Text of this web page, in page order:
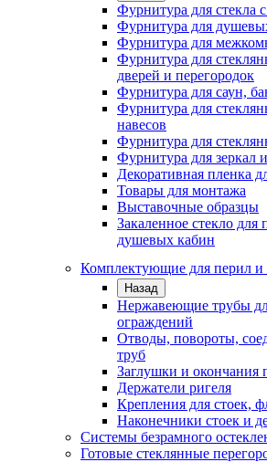
Фурнитура для стекла
Фурнитура для
Фурнитура для
Фурнитура для
дверей и перегородок
Фурнитура для саун,
Фурнитура для
навесов
Фурнитура для
Фурнитура для зеркал
Декоративная пленка
Товары для монтажа
Выставочные образцы
Закаленное стекло для
душевых кабин
Комплектующие для перил и
Назад
Нержавеющие трубы
ограждений
Отводы, повороты,
труб
Заглушки и окончания
Держатели ригеля
Крепления для стоек,
Наконечники стоек и
Системы безрамного
Готовые стеклянные